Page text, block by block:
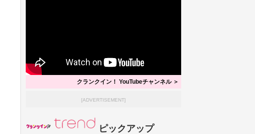
クランクイン！ YouTubeチャンネル ＞
[ADVERTISEMENT]
ピックアップ